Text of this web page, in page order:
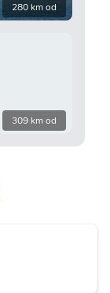
280 km od
309 km od